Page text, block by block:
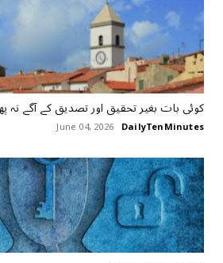
کوئی بات بغیر تحقیق اور تصدیق کے آگے نہ
DailyTenMinutes
June 04, 2026